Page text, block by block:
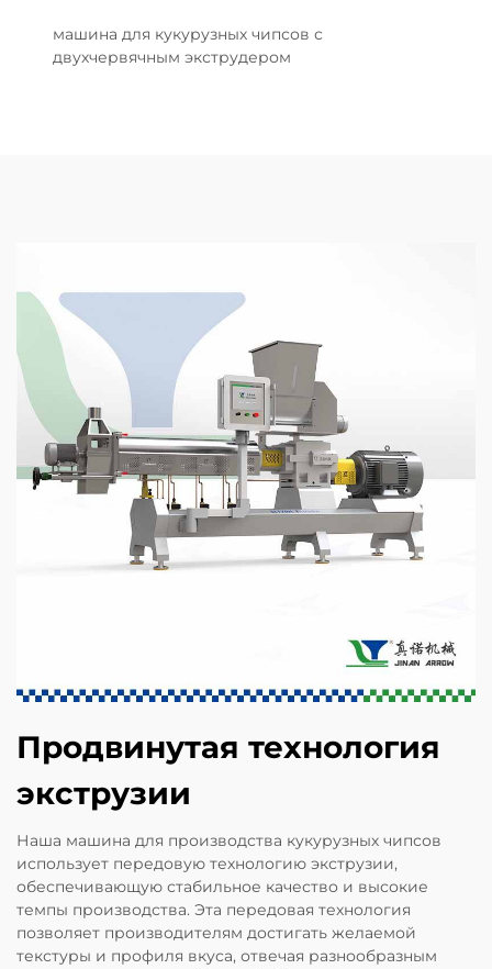
машина для кукурузных чипсов с
двухчервячным экструдером
Продвинутая технология
экструзии
Наша машина для производства кукурузных чипсов
использует передовую технологию экструзии,
обеспечивающую стабильное качество и высокие
темпы производства. Эта передовая технология
позволяет производителям достигать желаемой
текстуры и профиля вкуса, отвечая разнообразным